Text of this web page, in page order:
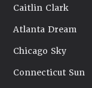
Caitlin Clark
Atlanta Dream
Chicago Sky
Connecticut Sun